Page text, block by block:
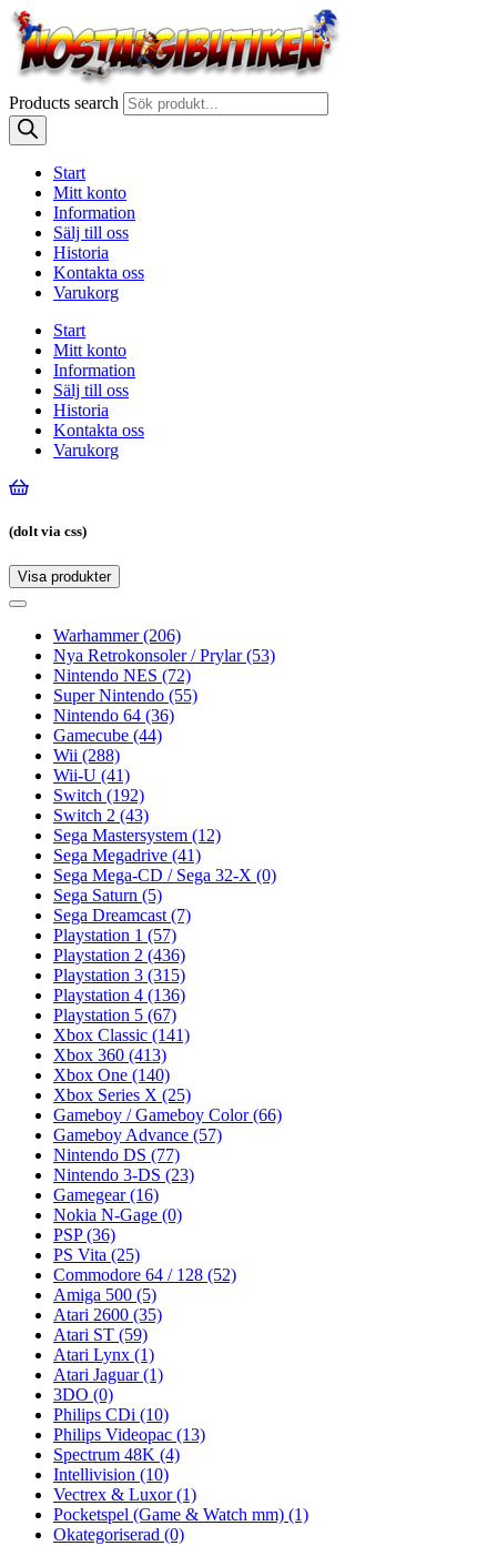
Products search
Start
Mitt konto
Information
Sälj till oss
Historia
Kontakta oss
Varukorg
Start
Mitt konto
Information
Sälj till oss
Historia
Kontakta oss
Varukorg
(dolt via css)
Visa produkter
Toggle
Toggle
navigationWarhammer(206)
Nya Retrokonsoler / Prylar(53)
Nintendo NES (72)
Super Nintendo (55)
Nintendo 64 (36)
Gamecube (44)
Wii (288)
Wii-U (41)
Switch (192)
Switch 2 (43)
Sega Mastersystem (12)
Sega Megadrive (41)
Sega Mega-CD / Sega 32-X (0)
Sega Saturn (5)
Sega Dreamcast (7)
Playstation 1 (57)
Playstation 2 (436)
Playstation 3 (315)
Playstation 4 (136)
Playstation 5 (67)
Xbox Classic (141)
Xbox 360 (413)
Xbox One (140)
Xbox Series X (25)
Gameboy / Gameboy Color(66)
Gameboy Advance (57)
Nintendo DS (77)
Nintendo 3-DS (23)
Gamegear(16)
Nokia N-Gage (0)
PSP(36)
PS Vita (25)
Commodore 64 / 128 (52)
Amiga 500 (5)
Atari 2600 (35)
Atari ST (59)
Atari Lynx (1)
Atari Jaguar(1)
3DO (0)
Philips CDi (10)
Philips Videopac (13)
Spectrum 48K (4)
Intellivision (10)
Vectrex & Luxor(1)
Pocketspel (Game & Watch mm) (1)
Okategoriserad (0)